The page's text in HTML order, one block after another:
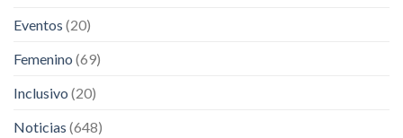
Eventos (20)
Femenino (69)
Inclusivo (20)
Noticias (648)